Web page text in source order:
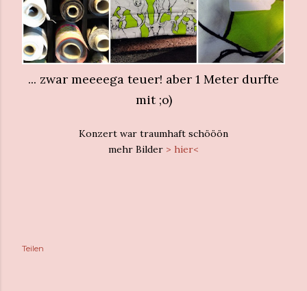
... zwar meeeega teuer! aber 1 Meter durfte
mit ;o)
Konzert war traumhaft schööön
mehr Bilder > hier<
Teilen